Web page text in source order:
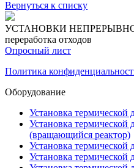
Вернуться к списку
УСТАНОВКИ
переработка отходов
Опросный лист
Политика
Оборудование
Установка
Установка
(вращающийся реактор)
Установка
Установка